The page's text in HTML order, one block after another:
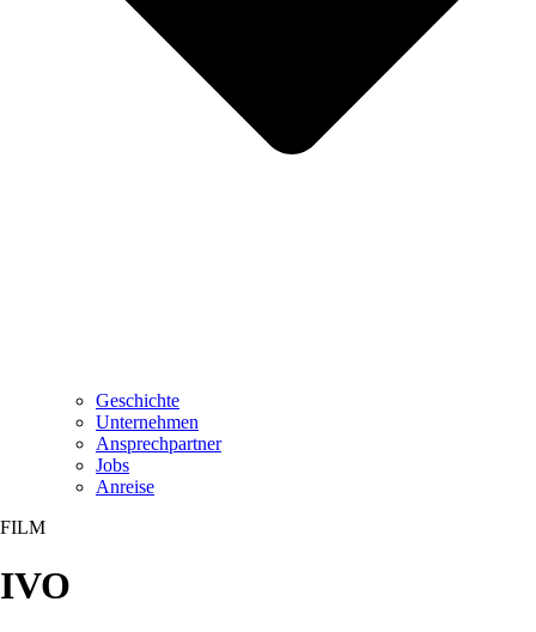
Geschichte
Unternehmen
Ansprechpartner
Jobs
Anreise
FILM
IVO